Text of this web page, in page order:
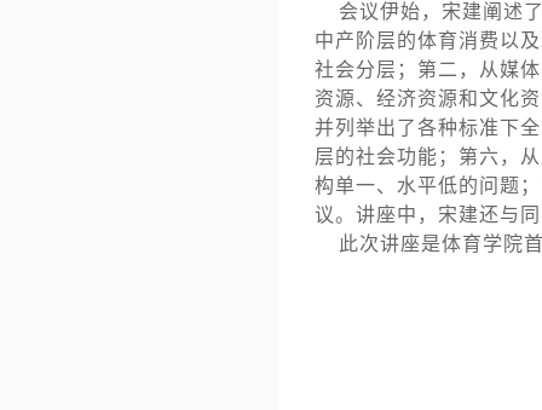
会议伊始，宋建阐述了
中产阶层的体育消费以
社会分层；第二，从媒
资源、经济资源和文化
并列举出了各种标准下
层的社会功能；第六，
构单一、水平低的问题
议。讲座中，宋建还与
此次讲座是体育学院首